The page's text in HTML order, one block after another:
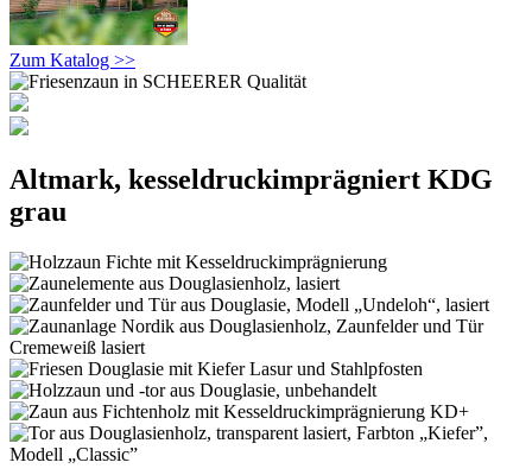
Zum Katalog >>
Altmark, kesseldruckimprägniert KDG
grau